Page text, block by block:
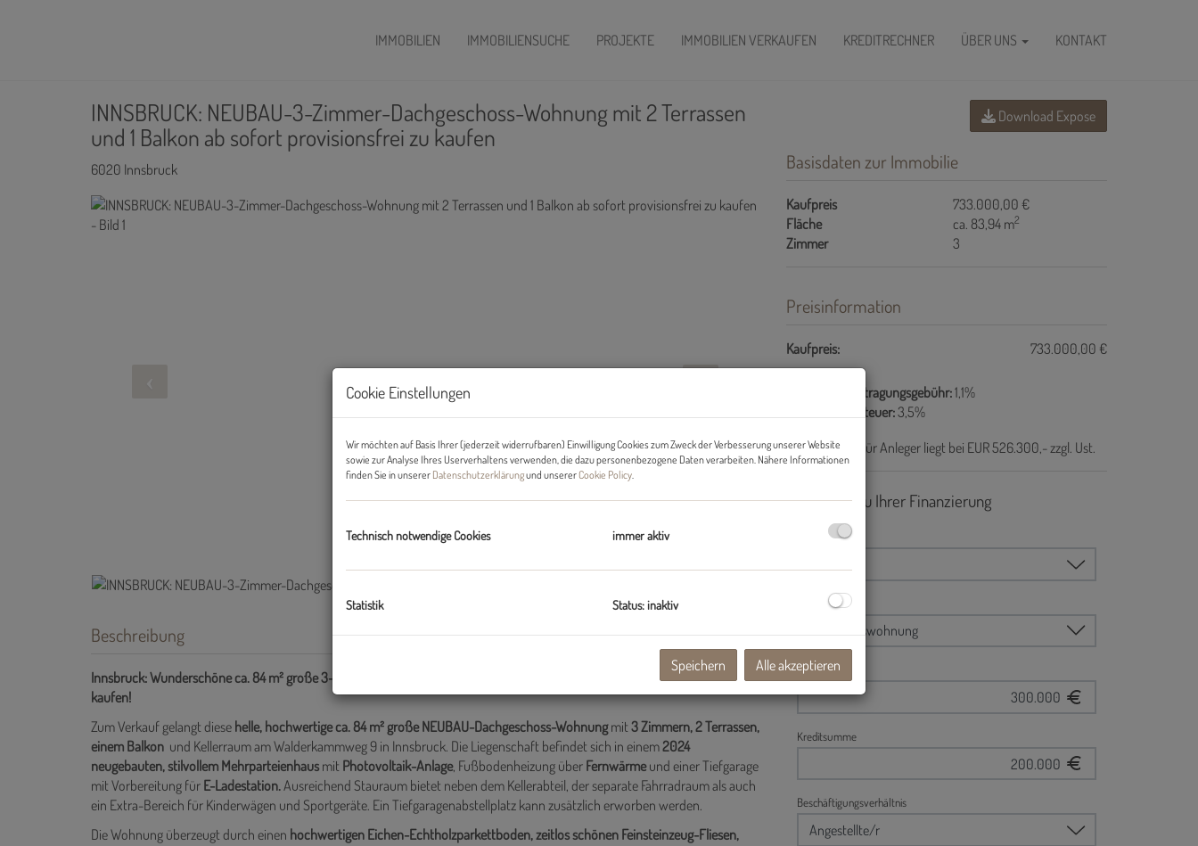
IMMOBILIEN IMMOBILIENSUCHE PROJEKTE IMMOBILIEN VERKAUFEN KREDITRECHNER ÜBER UNS KONTAKT
INNSBRUCK: NEUBAU-3-Zimmer-Dachgeschoss-Wohnung mit 2 Terrassen
und 1 Balkon ab sofort provisionsfrei zu kaufen
6020 Innsbruck
Beschreibung
Innsbruck: Wunderschöne ca. 84 m² große 3-Zimmer-Wohnung mit 2 Terrassen und einem Balkon provisionsfrei ab sofort zu
kaufen!
Zum Verkauf gelangt diese helle, hochwertige ca. 84 m² große NEUBAU-Dachgeschoss-Wohnungmit 3 Zimmern, 2 Terrassen,
einem Balkon und Kellerraum am Walderkammweg 9 in Innsbruck. Die Liegenschaft befindet sich in einem2024
neugebauten, stilvollem Mehrparteienhaus mit Photovoltaik-Anlage, Fußbodenheizung über Fernwärmeund einer Tiefgarage
mit Vorbereitung für E-Ladestation.Ausreichend Stauraum bietet neben dem Kellerabteil, der separate Fahrradraum als auch
ein Extra-Bereich für Kinderwägen und Sportgeräte. Ein Tiefgaragenabstellplatz kann zusätzlich erworben werden.
Die Wohnung überzeugt durch einen hochwertigen Eichen-Echtholzparkettboden, zeitlos schönen Feinsteinzeug-Fliesen,
Download Expose
Basisdaten zur Immobilie
Kaufpreis
733.000,00 €
Fläche
ca. 83,94 m2
Zimmer 3
Preisinformation
Kaufpreis: 733.000,00 €
Grundbucheintragungsgebühr:1,1%
Grunderwerbsteuer:3,5%
Der Kaufpreis für Anleger liegt bei EUR 526.300,- zzgl. Ust.
Cookie Einstellungen
Wir möchten auf Basis Ihrer (jederzeit widerrufbaren) Einwilligung Cookies zum Zweck der Verbesserung unserer Website
sowie zur Analyse Ihres Userverhaltens verwenden, die dazu personenbezogene Daten verarbeiten. Nähere Informationen
finden Sie in unserer Datenschutzerklärungund unsererCookie Policy
Technisch notwendige Cookies immer aktiv
Statistik Status: inaktiv
Speichern Alle akzeptieren